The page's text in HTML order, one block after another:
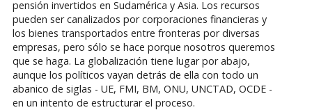
pensión invertidos en Sudamérica y Asia. Los recursos
pueden ser canalizados por corporaciones financieras y
los bienes transportados entre fronteras por diversas
empresas, pero sólo se hace porque nosotros queremos
que se haga. La globalización tiene lugar por abajo,
aunque los políticos vayan detrás de ella con todo un
abanico de siglas - UE, FMI, BM, ONU, UNCTAD, OCDE -
en un intento de estructurar el proceso.